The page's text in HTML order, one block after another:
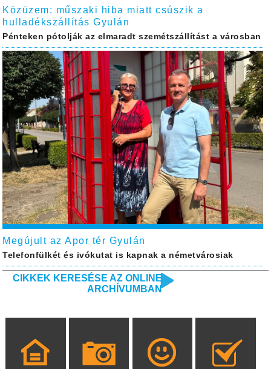
Közüzem: műszaki hiba miatt csúszik a
hulladékszállítás Gyulán
Pénteken pótolják az elmaradt szemétszállítást a városban
Megújult az Apor tér Gyulán
Telefonfülkét és ivókutat is kapnak a németvárosiak
CIKKEK KERESÉSE AZ ONLINE
ARCHÍVUMBAN